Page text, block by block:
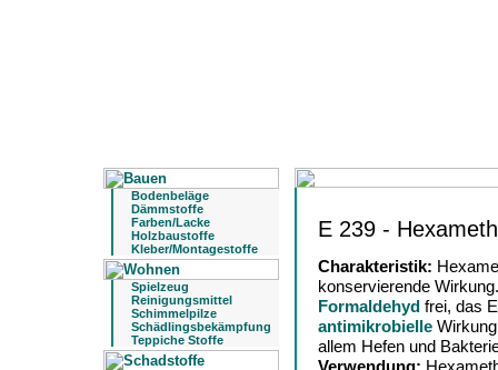
Bodenbeläge
Dämmstoffe
Farben/Lacke
Holzbaustoffe
Kleber/Montagestoffe
Spielzeug
Reinigungsmittel
Schimmelpilze
Schädlingsbekämpfung
Teppiche Stoffe
E 239 -
Charakteristik:
konservierende
Formaldehyd frei, das
antimikrobielle
allem Hefen und